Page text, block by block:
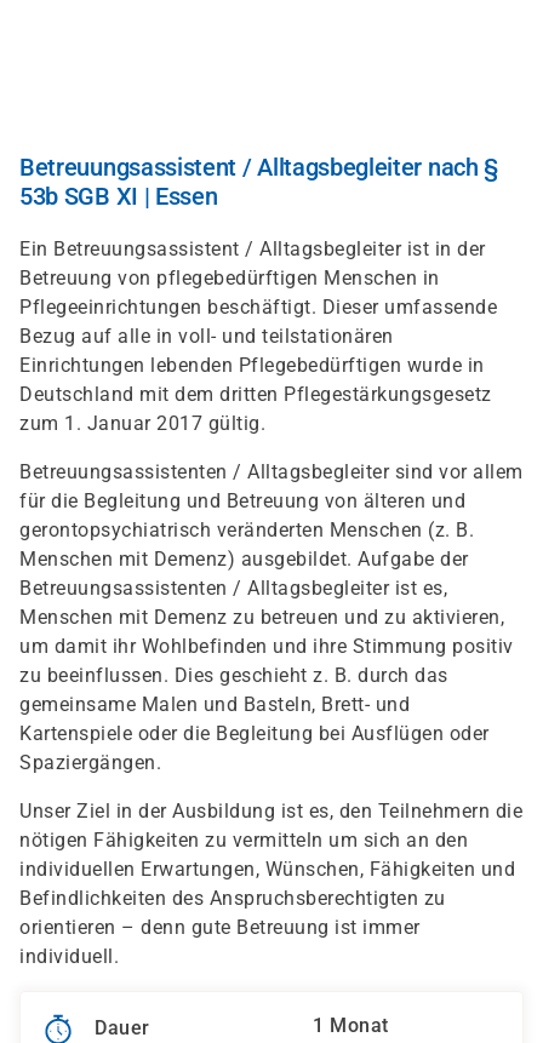
Betreuungsassistent / Alltagsbegleiter nach §
53b SGB XI | Essen
Ein Betreuungsassistent / Alltagsbegleiter ist in der
Betreuung von pflegebedürftigen Menschen in
Pflegeeinrichtungen beschäftigt. Dieser umfassende
Bezug auf alle in voll- und teilstationären
Einrichtungen lebenden Pflegebedürftigen wurde in
Deutschland mit dem dritten Pflegestärkungsgesetz
zum 1. Januar 2017 gültig.
Betreuungsassistenten / Alltagsbegleiter sind vor allem
für die Begleitung und Betreuung von älteren und
gerontopsychiatrisch veränderten Menschen (z. B.
Menschen mit Demenz) ausgebildet. Aufgabe der
Betreuungsassistenten / Alltagsbegleiter ist es,
Menschen mit Demenz zu betreuen und zu aktivieren,
um damit ihr Wohlbefinden und ihre Stimmung positiv
zu beeinflussen. Dies geschieht z. B. durch das
gemeinsame Malen und Basteln, Brett- und
Kartenspiele oder die Begleitung bei Ausflügen oder
Spaziergängen.
Unser Ziel in der Ausbildung ist es, den Teilnehmern die
nötigen Fähigkeiten zu vermitteln um sich an den
individuellen Erwartungen, Wünschen, Fähigkeiten und
Befindlichkeiten des Anspruchsberechtigten zu
orientieren – denn gute Betreuung ist immer
individuell.
Dauer 1 Monat